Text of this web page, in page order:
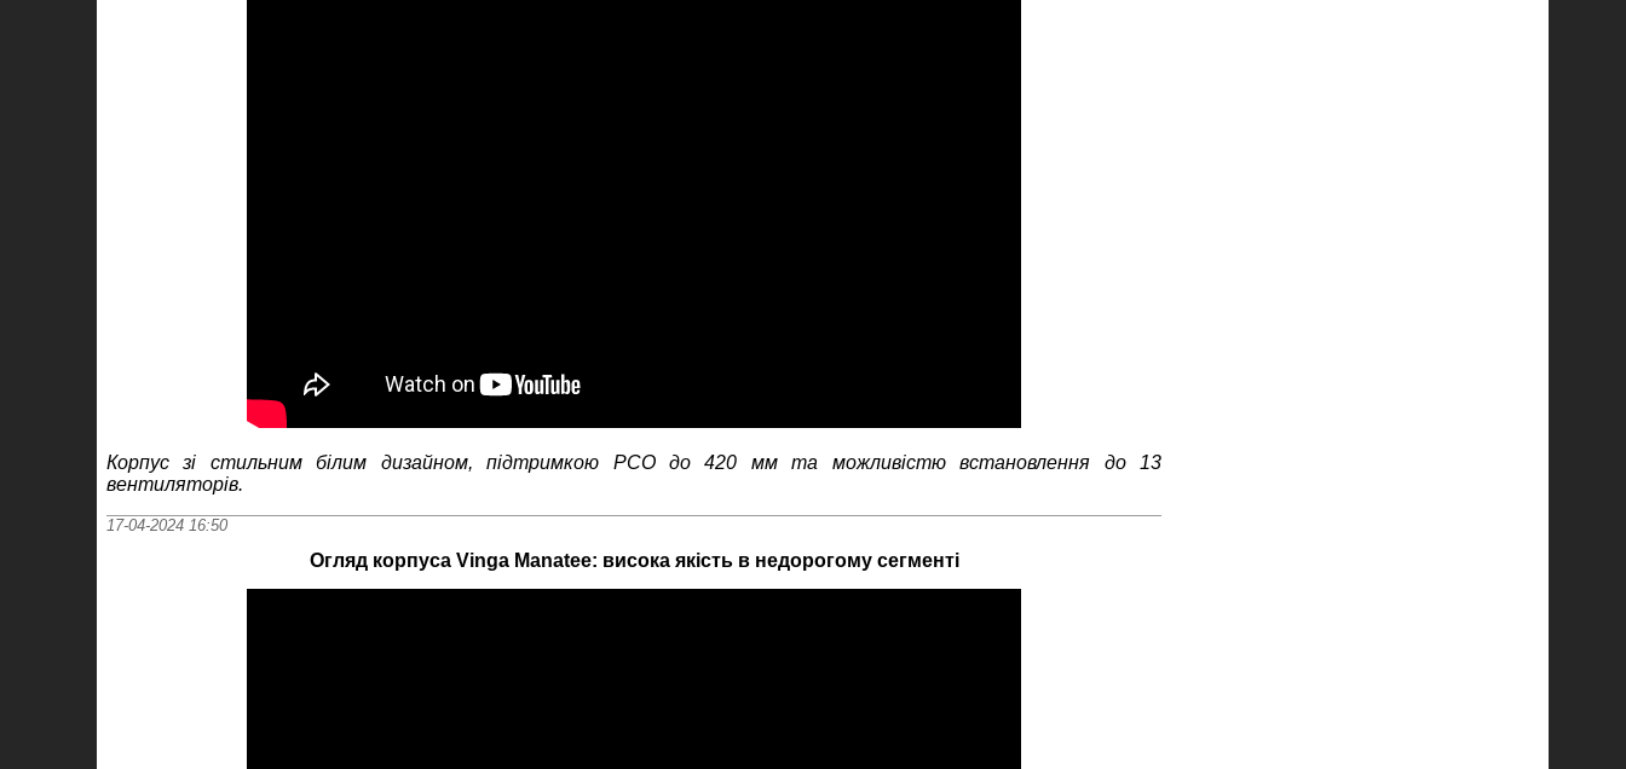
Корпус зі стильним білим дизайном, підтримкою РСО до 420 мм та можливістю встановлення до 13
вентиляторів.
17-04-2024 16:50
Огляд корпуса Vinga Manatee: висока якість в недорогому сегменті